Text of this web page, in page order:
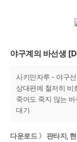
야구계의 바선생
사키만자루 - 야구
상대편에 철저히 비
죽어도 죽지 않는
대기
다운로드 〉 판타지,